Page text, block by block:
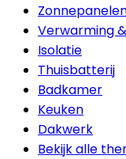
Verwarming
Isolatie
Thuisbatterij
Badkamer
Keuken
Dakwerk
Bekijk alle